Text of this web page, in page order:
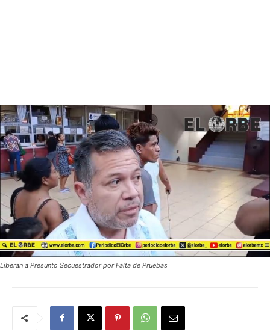
Liberan a Presunto Secuestrador por Falta de Pruebas